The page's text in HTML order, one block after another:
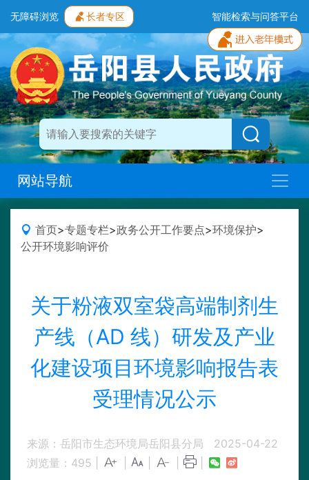
无障碍浏览 长者专区 智能检索与问答平台
网站导航
首页>专题专栏>政务公开工作要点>环境保护>
公开环境影响评价
关于粉液双室袋高端制剂生
产线（AD 线）研发及产业
化建设项目环境影响报告表
受理情况公示
来源：岳阳市生态环境局岳阳县分局
2025-04-22
浏览量： 495